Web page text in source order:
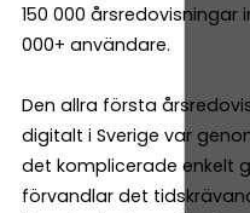
150 000
000+ användare.
Den allra första
digitalt i Sverige var
det komplicerade enkelt
förvandlar det